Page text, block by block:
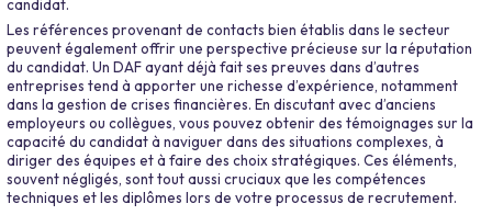
candidat.
Les références provenant de contacts bien établis dans le secteur
peuvent également offrir une perspective précieuse sur la réputation
du candidat. Un DAF ayant déjà fait ses preuves dans d’autres
entreprises tend à apporter une richesse d’expérience, notamment
dans la gestion de crises financières. En discutant avec d’anciens
employeurs ou collègues, vous pouvez obtenir des témoignages sur la
capacité du candidat à naviguer dans des situations complexes, à
diriger des équipes et à faire des choix stratégiques. Ces éléments,
souvent négligés, sont tout aussi cruciaux que les compétences
techniques et les diplômes lors de votre processus de recrutement.